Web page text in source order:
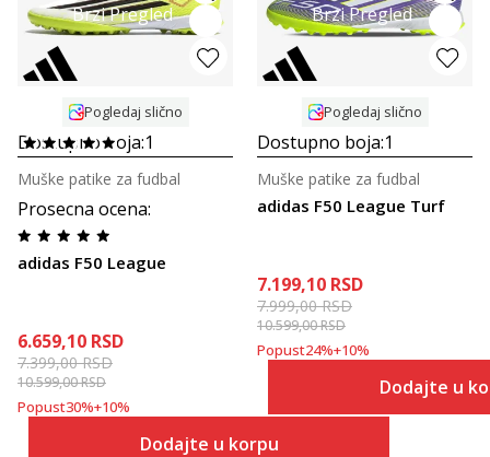
Brzi Pregled
Pogledaj slično
Dostupno boja:1
Prosecna ocena:
adidas F50 League
Muške patike za fudbal
6.659,10 RSD
7.399,00RSD
10.599,00RSD
Popust30%+10%
Dodajte u korpu
Brzi Pregled
Pogledaj slično
Dostupno boja:1
adidas F50 League Turf
Muške patike za fudbal
7.199,10 RSD
7.999,00RSD
10.599,00RSD
Popust24%+10%
Dodajte u